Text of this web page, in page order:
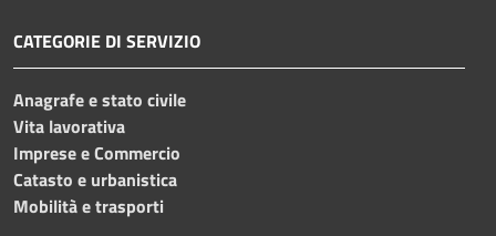
CATEGORIE DI SERVIZIO
Anagrafe e stato civile
Vita lavorativa
Imprese e Commercio
Catasto e urbanistica
Mobilità e trasporti